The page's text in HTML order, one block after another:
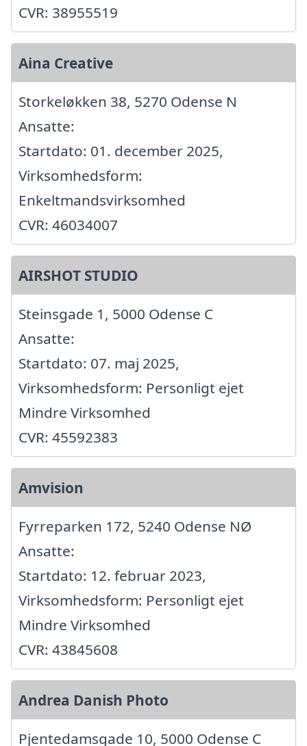
CVR: 38955519
Aina Creative
Storkeløkken 38, 5270 Odense N
Ansatte:
Startdato: 01. december 2025,
Virksomhedsform:
Enkeltmandsvirksomhed
CVR: 46034007
AIRSHOT STUDIO
Steinsgade 1, 5000 Odense C
Ansatte:
Startdato: 07. maj 2025,
Virksomhedsform: Personligt ejet
Mindre Virksomhed
CVR: 45592383
Amvision
Fyrreparken 172, 5240 Odense NØ
Ansatte:
Startdato: 12. februar 2023,
Virksomhedsform: Personligt ejet
Mindre Virksomhed
CVR: 43845608
Andrea Danish Photo
Pjentedamsgade 10, 5000 Odense C